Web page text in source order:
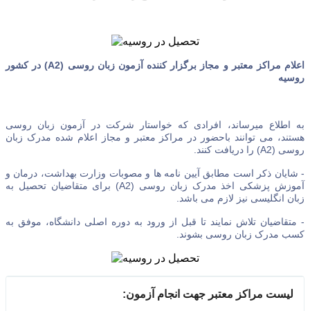
اعلام مراکز معتبر و مجاز برگزار کننده آزمون زبان روسی (A2) در کشور
روسیه
به اطلاع میرساند، افرادی که خواستار شرکت در آزمون زبان روسی
هستند، می توانند باحضور در مراکز معتبر و مجاز اعلام شده مدرک زبان
روسی (A2) را دریافت کنند.
- شایان ذکر است مطابق آیین نامه ها و مصوبات وزارت بهداشت، درمان و
آموزش پزشکی اخذ مدرک زبان روسی (A2) برای متقاضیان تحصیل به
زبان انگلیسی نیز لازم می باشد.
- متقاضیان تلاش نمایند تا قبل از ورود به دوره اصلی دانشگاه، موفق به
کسب مدرک زبان روسی بشوند.
لیست مراکز معتبر جهت انجام آزمون: